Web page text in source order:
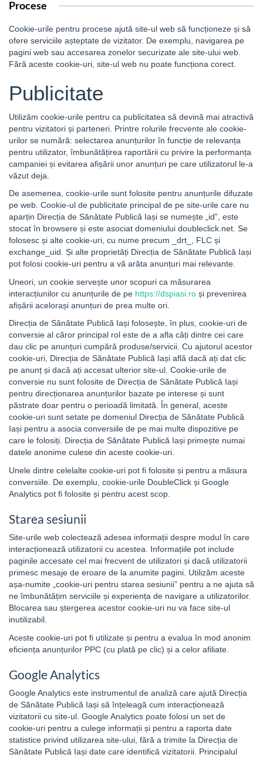
Procese
Cookie-urile pentru procese ajută site-ul web să funcționeze și să
ofere serviciile așteptate de vizitator. De exemplu, navigarea pe
pagini web sau accesarea zonelor securizate ale site-ului web.
Fără aceste cookie-uri, site-ul web nu poate funcționa corect.
Publicitate
Utilizăm cookie-urile pentru ca publicitatea să devină mai atractivă
pentru vizitatori și parteneri. Printre rolurile frecvente ale cookie-
urilor se numără: selectarea anunțurilor în funcție de relevanța
pentru utilizator, îmbunătățirea raportării cu privire la performanța
campaniei și evitarea afișării unor anunțuri pe care utilizatorul le-a
văzut deja.
De asemenea, cookie-urile sunt folosite pentru anunțurile difuzate
pe web. Cookie-ul de publicitate principal de pe site-urile care nu
aparțin Direcția de Sănătate Publică Iași se numește „id”, este
stocat în browsere și este asociat domeniului doubleclick.net. Se
folosesc și alte cookie-uri, cu nume precum _drt_, FLC și
exchange_uid. Și alte proprietăți Direcția de Sănătate Publică Iași
pot folosi cookie-uri pentru a vă arăta anunțuri mai relevante.
Uneori, un cookie servește unor scopuri ca măsurarea
interacțiunilor cu anunțurile de pe https://dspiasi.ro și prevenirea
afișării acelorași anunțuri de prea multe ori.
Direcția de Sănătate Publică Iași folosește, în plus, cookie-uri de
conversie al căror principal rol este de a afla câți dintre cei care
dau clic pe anunțuri cumpără produse/servicii. Cu ajutorul acestor
cookie-uri, Direcția de Sănătate Publică Iași află dacă ați dat clic
pe anunț și dacă ați accesat ulterior site-ul. Cookie-urile de
conversie nu sunt folosite de Direcția de Sănătate Publică Iași
pentru direcționarea anunțurilor bazate pe interese și sunt
păstrate doar pentru o perioadă limitată. În general, aceste
cookie-uri sunt setate pe domeniul Direcția de Sănătate Publică
Iași pentru a asocia conversiile de pe mai multe dispozitive pe
care le folosiți. Direcția de Sănătate Publică Iași primește numai
datele anonime culese din aceste cookie-uri.
Unele dintre celelalte cookie-uri pot fi folosite și pentru a măsura
conversiile. De exemplu, cookie-urile DoubleClick și Google
Analytics pot fi folosite și pentru acest scop.
Starea sesiunii
Site-urile web colectează adesea informații despre modul în care
interacționează utilizatorii cu acestea. Informațiile pot include
paginile accesate cel mai frecvent de utilizatori și dacă utilizatorii
primesc mesaje de eroare de la anumite pagini. Utilizăm aceste
așa-numite „cookie-uri pentru starea sesiunii” pentru a ne ajuta să
ne îmbunătățim serviciile și experiența de navigare a utilizatorilor.
Blocarea sau ștergerea acestor cookie-uri nu va face site-ul
inutilizabil.
Aceste cookie-uri pot fi utilizate și pentru a evalua în mod anonim
eficiența anunțurilor PPC (cu plată pe clic) și a celor afiliate.
Google Analytics
Google Analytics este instrumentul de analiză care ajută Direcția
de Sănătate Publică Iași să înțeleagă cum interacționează
vizitatorii cu site-ul. Google Analytics poate folosi un set de
cookie-uri pentru a culege informații și pentru a raporta date
statistice privind utilizarea site-ului, fără a trimite la Direcția de
Sănătate Publică Iași date care identifică vizitatorii. Principalul